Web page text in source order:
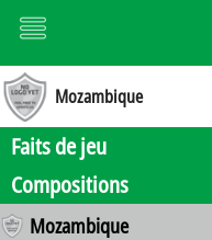
Mozambique
Faits de jeu
Compositions
Mozambique